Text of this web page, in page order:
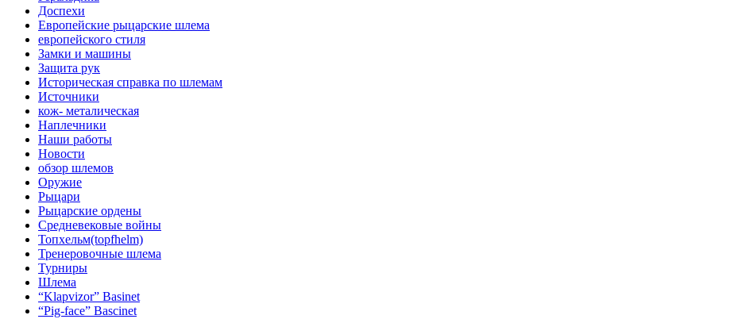
Доспехи
Европейские рыцарские шлема
европейского стиля
Замки и машины
Защита рук
Историческая справка по шлемам
Источники
кож- металическая
Наплечники
Наши работы
Новости
обзор шлемов
Оружие
Рыцари
Рыцарские ордены
Средневековые войны
Топхельм(topfhelm)
Тренеровочные шлема
Турниры
Шлема
“Klapvizor” Basinet
“Pig-face” Bascinet